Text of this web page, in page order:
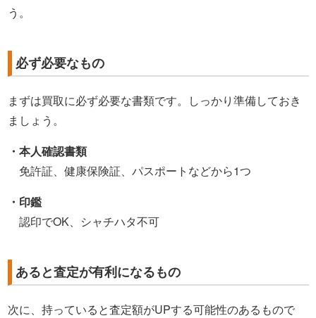
う。
必ず必要なもの
まずは買取に必ず必要な書類です。しっかり準備しておき
ましょう。
・本人確認書類
免許証、健康保険証、パスポートなどから1つ
・印鑑
認印でOK、シャチハタ不可
あると査定が有利になるもの
次に、持っていると査定額がUPする可能性のあるもので